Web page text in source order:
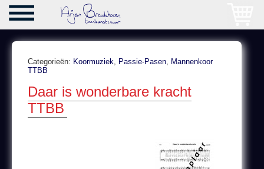
Categorieën: Koormuziek, Passie-Pasen, Mannenkoor
TTBB
Daar is wonderbare kracht
TTBB